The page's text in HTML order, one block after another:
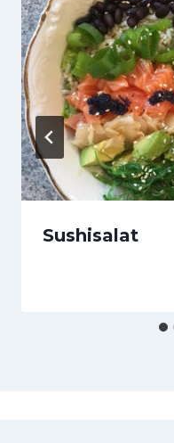
Sushisalat